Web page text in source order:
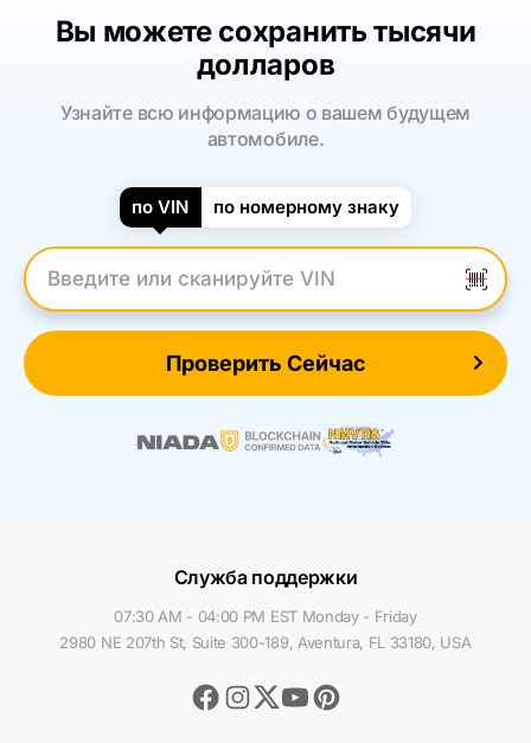
Вы можете сохранить тысячи
долларов
Узнайте всю информацию о вашем будущем
автомобиле.
по VIN по номерному знаку
Введите VIN
Проверить Сейчас
Служба поддержки
07:30 AM - 04:00 PM EST Monday - Friday
2980 NE 207th St, Suite 300-189, Aventura, FL 33180, USA
Facebook
Instagram
TwitterYoutubePinterest